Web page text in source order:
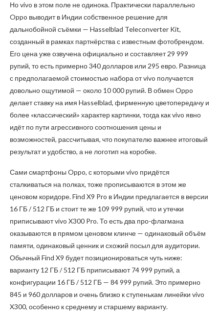
Но vivo в этом поле не одинока. Практически параллельно
Oppo выводит в Индии собственное решение для
дальнобойной съёмки — Hasselblad Teleconverter Kit,
созданный в рамках партнёрства с известным фотобрендом.
Его цена уже озвучена официально и составляет 29 999
рупий, то есть примерно 340 долларов или 295 евро. Разница
с предполагаемой стоимостью набора от vivo получается
довольно ощутимой — около 10 000 рупий. В обмен Oppo
делает ставку на имя Hasselblad, фирменную цветопередачу и
более «классический» характер картинки, тогда как vivo явно
идёт по пути агрессивного соотношения цены и
возможностей, рассчитывая, что покупателю важнее итоговый
результат и удобство, а не логотип на коробке.
Сами смартфоны Oppo, с которыми vivo придётся
сталкиваться на полках, тоже прописываются в этом же
ценовом коридоре. Find X9 Pro в Индии предлагается в версии
16 ГБ / 512 ГБ и стоит те же 109 999 рупий, что и утечки
приписывают vivo X300 Pro. То есть два про-флагмана
оказываются в прямом ценовом клинче — одинаковый объём
памяти, одинаковый ценник и схожий посыл для аудитории.
Обычный Find X9 будет позиционироваться чуть ниже:
варианту 12 ГБ / 512 ГБ приписывают 74 999 рупий, а
конфигурации 16 ГБ / 512 ГБ — 84 999 рупий. Это примерно
845 и 960 долларов и очень близко к ступенькам линейки vivo
X300, особенно к среднему и старшему варианту.